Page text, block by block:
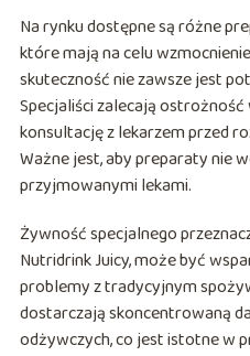
Na rynku dostępne są różne
które mają na celu
skuteczność nie zawsze jest
Specjaliści zalecają
konsultację z lekarzem przed
Ważne jest, aby preparaty nie
przyjmowanymi lekami.
Żywność specjalnego
Nutridrink Juicy, może być
problemy z tradycyjnym
dostarczają skoncentrowaną
odżywczych, co jest istotne w